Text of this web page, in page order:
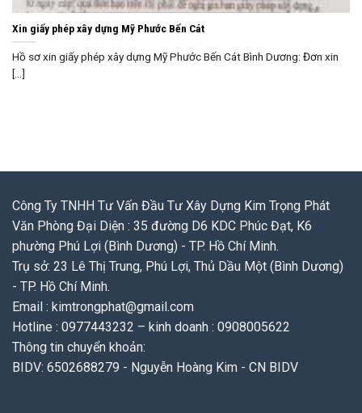
Xin giấy phép xây dựng Mỹ Phước Bến Cát
Hồ sơ xin giấy phép xây dựng Mỹ Phước Bến Cát Bình Dương: Đơn xin
[...]
Công Ty TNHH Tư Vấn Đầu Tư Xây Dựng Kim Trọng Phát
Văn Phòng Đại Diện : 35 đường D6 KDC Phúc Đạt, K6
phường Phú Lợi (Bình Dương) - TP. Hồ Chí Minh.
Trụ sở: 23 Lê Thị Trung, Phú Lợi, Thủ Dầu Một (Bình Dương)
- TP. Hồ Chí Minh.
Email : kimtrongphat@gmail.com
Hotline : 0977443232 – kinh doanh : 0908005622
Thông tin chuyển khoản:
BIDV: 6502688279 - Nguyễn Hoàng Kim - CN BIDV